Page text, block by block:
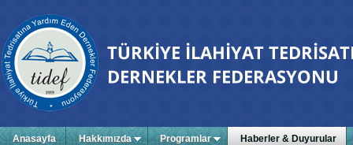
Anasayfa Hakkımızda Programlar Haberler & Duyurular